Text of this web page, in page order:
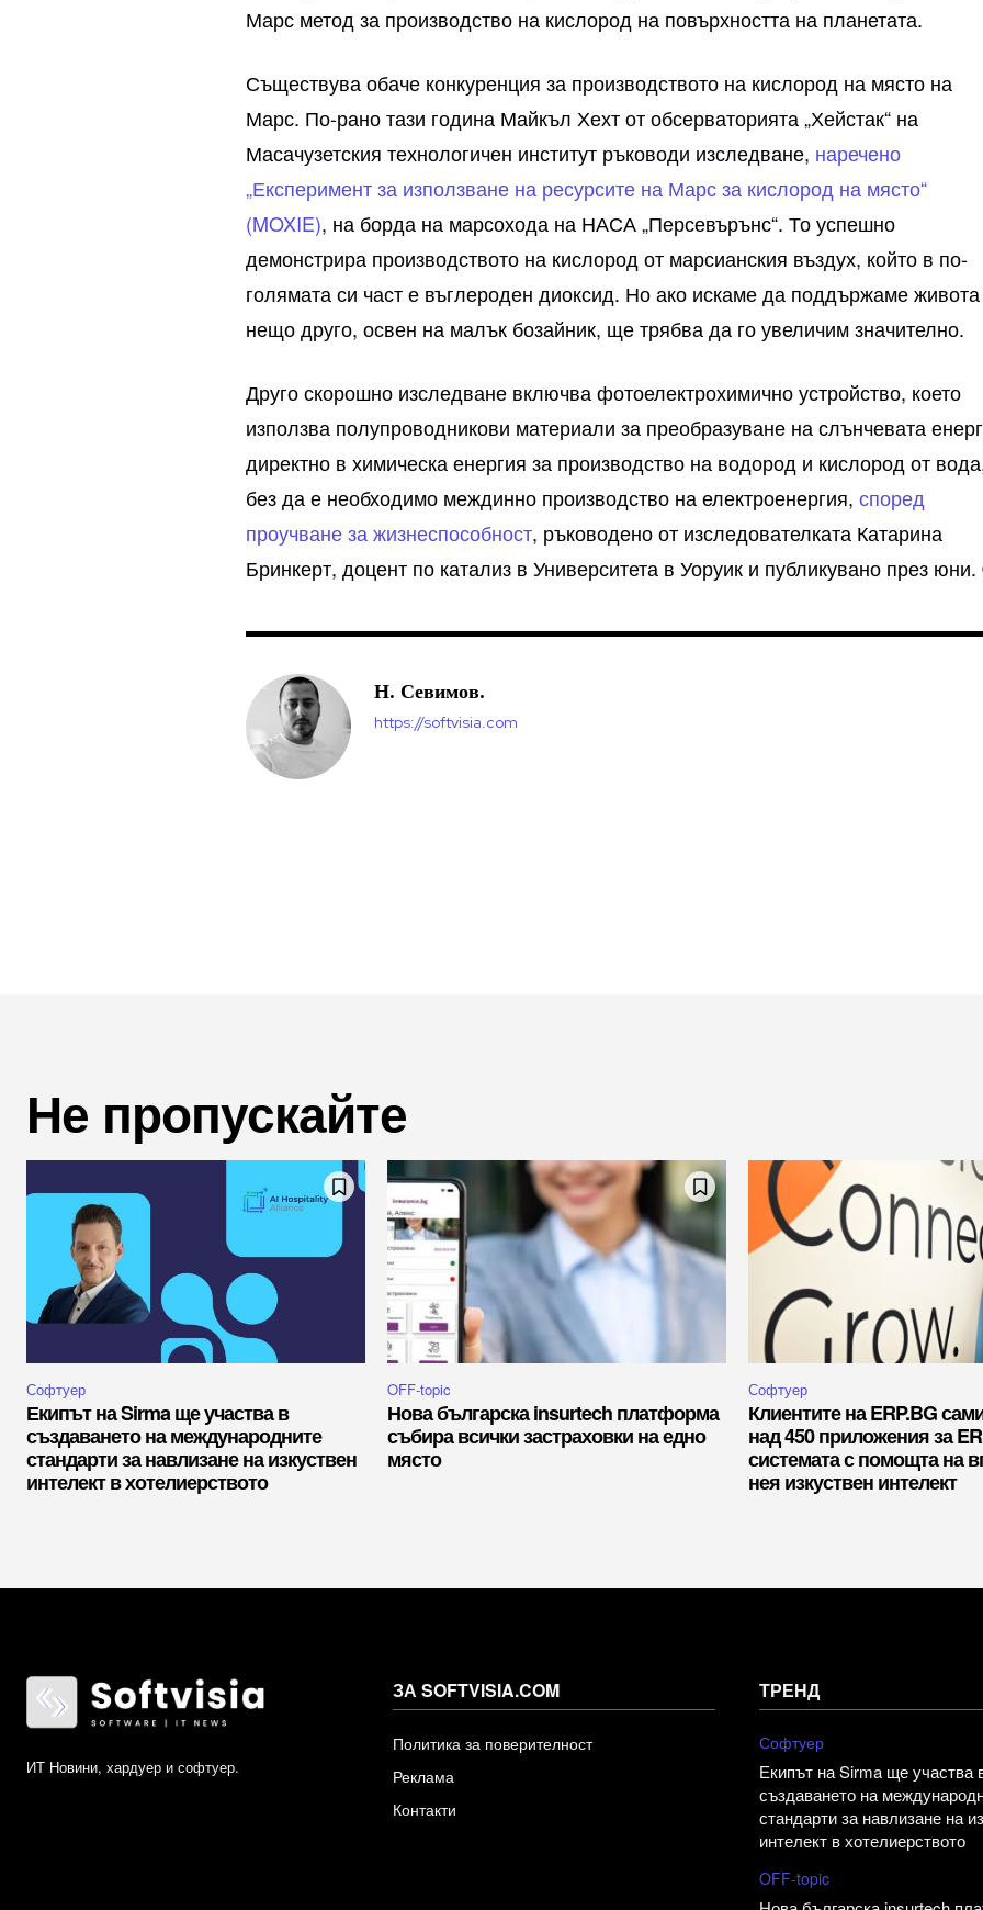
Марс метод за производство на кислород на повърхността на планетата.
Съществува обаче конкуренция за производството на кислород на място на
Марс. По-рано тази година Майкъл Хехт от обсерваторията „Хейстак“ на
Масачузетския технологичен институт ръководи изследване, наречено
„Експеримент за използване на ресурсите на Марс за кислород на място“
(MOXIE), на борда на марсохода на НАСА „Персевърънс“. То успешно
демонстрира производството на кислород от марсианския въздух, който в по-
голямата си част е въглероден диоксид. Но ако искаме да поддържаме
нещо друго, освен на малък бозайник, ще трябва да го увеличим значително.
Друго скорошно изследване включва фотоелектрохимично устройство, което
използва полупроводникови материали за преобразуване на слънчевата
директно в химическа енергия за производство на водород и кислород от
без да е необходимо междинно производство на електроенергия,според
проучване за жизнеспособност, ръководено от изследователката Катарина
Бринкерт, доцент по катализ в Университета в Уоруик и публикувано през
Н. Севимов.
https://softvisia.com
Не пропускайте
Софтуер
Екипът на Sirma ще участва в
създаването на международните
стандарти за навлизане на изкуствен
интелект в хотелиерството
OFF-topic
Нова българска insurtech платформа
събира всички застраховки на едно
място
Софтуер
Клиентите на ERP.BG
над 450 приложения за
системата с помощта на
нея изкуствен интелект
ИТ Новини, хардуер и софтуер.
ЗА SOFTVISIA.COM
Политика за поверителност
Реклама
Контакти
ТРЕНД
Софтуер
Екипът на Sirma ще участва
създаването на
стандарти за навлизане на
интелект в хотелиерството
OFF-topic